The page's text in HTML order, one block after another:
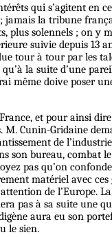
qui s’agitent en
jamais la tribune
plus solennels ; on y
suivie depuis 13
tour à tour par les
la suite d’une
même doive poser
et pour ainsi
M. Cunin-Gridaine
de
son bureau, combat le
pas qu’on
matériel avec ces
de l’Europe.
pas à sa suite une
aura eu son
le sien.